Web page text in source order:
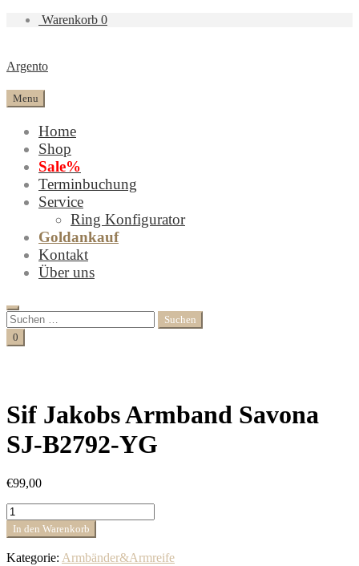
Warenkorb 0
Argento
Menu
Home
Shop
Sale%
Terminbuchung
Service
Ring Konfigurator
Goldankauf
Kontakt
Über uns
Search
Suchen
nach:
Cart
0
Sif Jakobs Armband Savona
SJ-B2792-YG
€99,00
Sif
Jakobs
Armband
Savona
In den Warenkorb
Kategorie: Armbänder&Armreife